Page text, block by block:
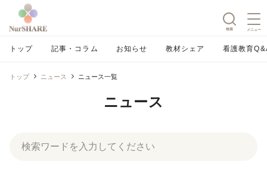
検索 メニュー
トップ 記事・コラム お知らせ 教材シェア 看護教育
トップ ニュース ニュース一覧
ニュース